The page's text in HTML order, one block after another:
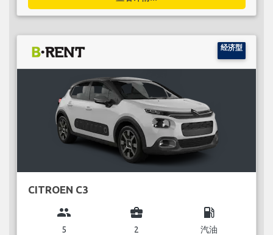
经济型
CITROEN C3
group
5
business_center
2
local_gas_station
汽油